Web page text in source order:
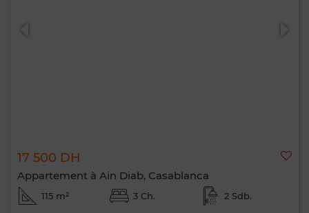
17 500 DH
Appartement à Ain Diab, Casablanca
115 m² 3 Ch. 2 Sdb.